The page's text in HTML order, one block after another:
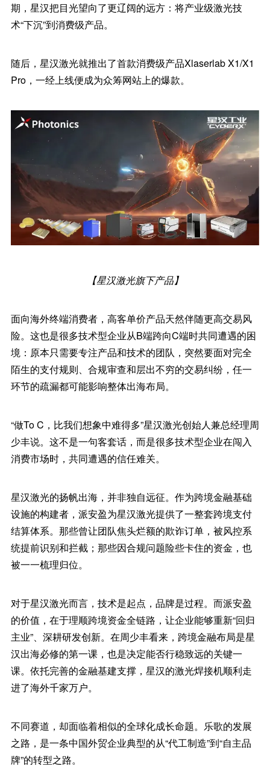
期，星汉把目光望向了更辽阔的远方：将产业级激光技
术“下沉”到消费级产品。
随后，星汉激光就推出了首款消费级产品Xlaserlab X1/X1
Pro，一经上线便成为众筹网站上的爆款。
【星汉激光旗下产品】
面向海外终端消费者，高客单价产品天然伴随更高交易风
险。这也是很多技术型企业从B端跨向C端时共同遭遇的困
境：原本只需要专注产品和技术的团队，突然要面对完全
陌生的支付规则、合规审查和层出不穷的交易纠纷，任一
环节的疏漏都可能影响整体出海布局。
“做To C，比我们想象中难得多”星汉激光创始人兼总经理周
少丰说。这不是一句客套话，而是很多技术型企业在闯入
消费市场时，共同遭遇的信任难关。
星汉激光的扬帆出海，并非独自远征。作为跨境金融基础
设施的构建者，派安盈为星汉激光提供了一整套跨境支付
结算体系。那些曾让团队焦头烂额的欺诈订单，被风控系
统提前识别和拦截；那些因合规问题险些卡住的资金，也
被一一梳理归位。
对于星汉激光而言，技术是起点，品牌是过程。而派安盈
的价值，在于理顺跨境资金全链路，让企业能够重新“回归
主业”、深耕研发创新。在周少丰看来，跨境金融布局是星
汉出海必修的第一课，也是决定能否行稳致远的关键一
课。依托完善的金融基建支撑，星汉的激光焊接机顺利走
进了海外千家万户。
不同赛道，却面临着相似的全球化成长命题。乐歌的发展
之路，是一条中国外贸企业典型的从“代工制造”到“自主品
牌”的转型之路。